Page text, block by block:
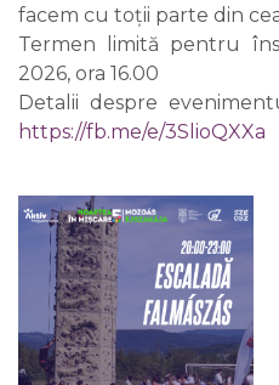
facem cu toții parte din
Termen limită pentru
2026, ora 16.00
Detalii despre
https://fb.me/e/3SlioQXXa